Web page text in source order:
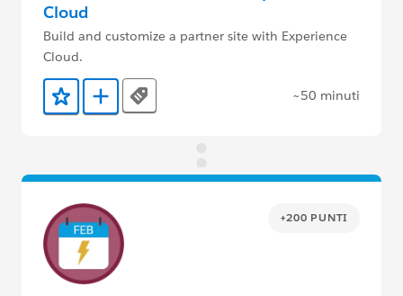
Cloud
Build and customize a partner site with Experience
Cloud.
Aggiunto ai preferiti
Aggiungi a Trailmix
Tags ~50 minuti
+200 PUNTI